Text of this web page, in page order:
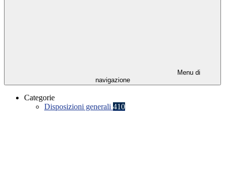
Menu di
navigazione
Categorie
Disposizioni generali 410